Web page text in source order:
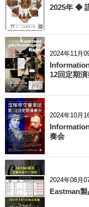
2025年 ◆
2024年11月
12回定期
2024年10月
奏会
2024年08月
Eastman